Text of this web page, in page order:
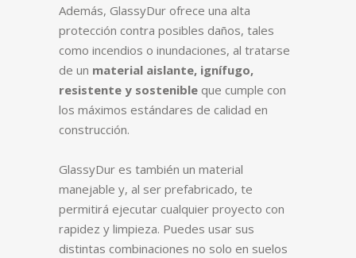
Además, GlassyDur ofrece una alta
protección contra posibles daños, tales
como incendios o inundaciones, al tratarse
de un material aislante, ignífugo,
resistente y sostenible que cumple con
los máximos estándares de calidad en
construcción.
GlassyDur es también un material
manejable y, al ser prefabricado, te
permitirá ejecutar cualquier proyecto con
rapidez y limpieza. Puedes usar sus
distintas combinaciones no solo en suelos